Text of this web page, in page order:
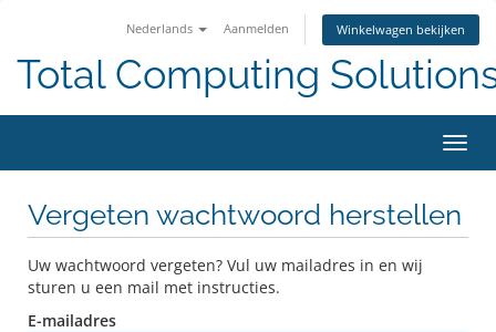
Nederlands Aanmelden Winkelwagen bekijken
Total Computing
in-/
Vergeten wachtwoord herstellen
Uw wachtwoord vergeten? Vul uw mailadres in en wij
sturen u een mail met instructies.
E-mailadres